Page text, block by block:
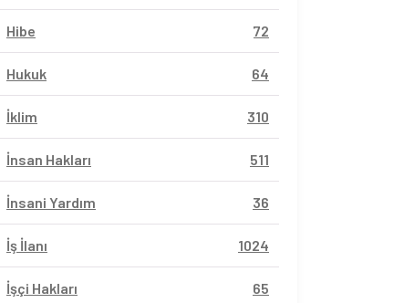
Hibe 72
Hukuk 64
İklim 310
İnsan Hakları 511
İnsani Yardım 36
İş İlanı 1024
İşçi Hakları 65